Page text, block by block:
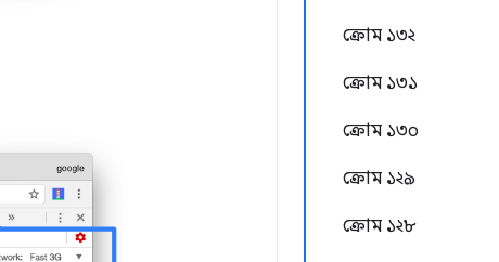
ক্রোম ১৩২
ক্রোম ১৩১
ক্রোম ১৩০
ক্রোম ১২৯
ক্রোম ১২৮